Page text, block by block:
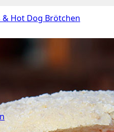
& Hot Dog Brötchen